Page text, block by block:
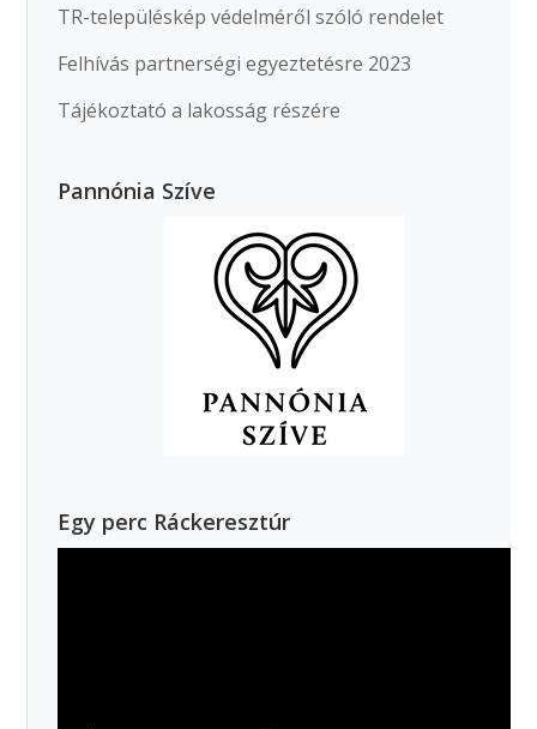
TR-településkép védelméről szóló rendelet
Felhívás partnerségi egyeztetésre 2023
Tájékoztató a lakosság részére
Pannónia Szíve
Egy perc Ráckeresztúr